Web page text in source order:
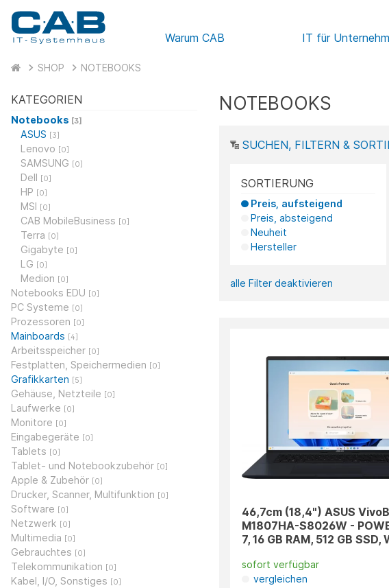
Warum CAB IT für
SHOP NOTEBOOKS
KATEGORIEN
Notebooks [3]
ASUS [3]
Lenovo [0]
SAMSUNG [0]
Dell [0]
HP [0]
MSI [0]
CAB MobileBusiness [0]
Terra [0]
Gigabyte [0]
LG [0]
Medion [0]
Notebooks EDU [0]
PC Systeme [0]
Prozessoren [0]
Mainboards [4]
Arbeitsspeicher [0]
Festplatten, Speichermedien [0]
Grafikkarten [5]
Gehäuse, Netzteile [0]
Laufwerke [0]
Monitore [0]
Eingabegeräte [0]
Tablets [0]
Tablet- und Notebookzubehör [0]
Apple & Zubehör [0]
Drucker, Scanner, Multifunktion [0]
Software [0]
Netzwerk [0]
Multimedia [0]
Gebrauchtes [0]
Telekommunikation [0]
Kabel, I/O, Sonstiges [0]
NOTEBOOKS
SUCHEN, FILTERN &
SORTIERUNG
Preis, aufsteigend
Preis, absteigend
Neuheit
Hersteller
alle Filter deaktivieren
46,7cm (18,4") ASUS
M1807HA-S8026W -
7, 16 GB RAM, 512 GB SSD,
sofort verfügbar
vergleichen